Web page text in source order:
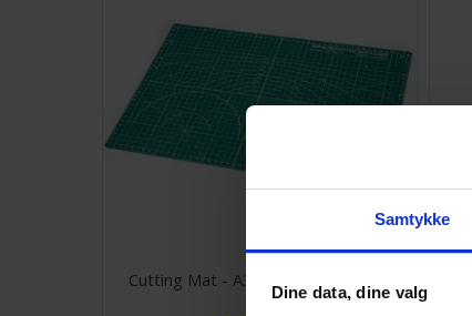
Samtykke
Dine data, dine valg
Cutting Mat - A3 45x32cm - Grønn